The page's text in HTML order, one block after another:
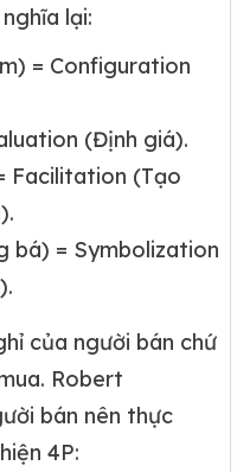
lại:
= Configuration
(Định giá).
Facilitation (Tạo
bá) = Symbolization
của người bán chứ
Robert
bán nên thực
4P: